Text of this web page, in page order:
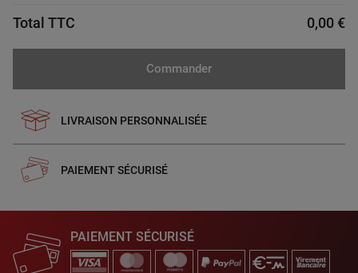
Total TTC 0,00 €
Commander
LIVRAISON PERSONNALISÉE
PAIEMENT SÉCURISÉ
PAIEMENT SÉCURISÉ